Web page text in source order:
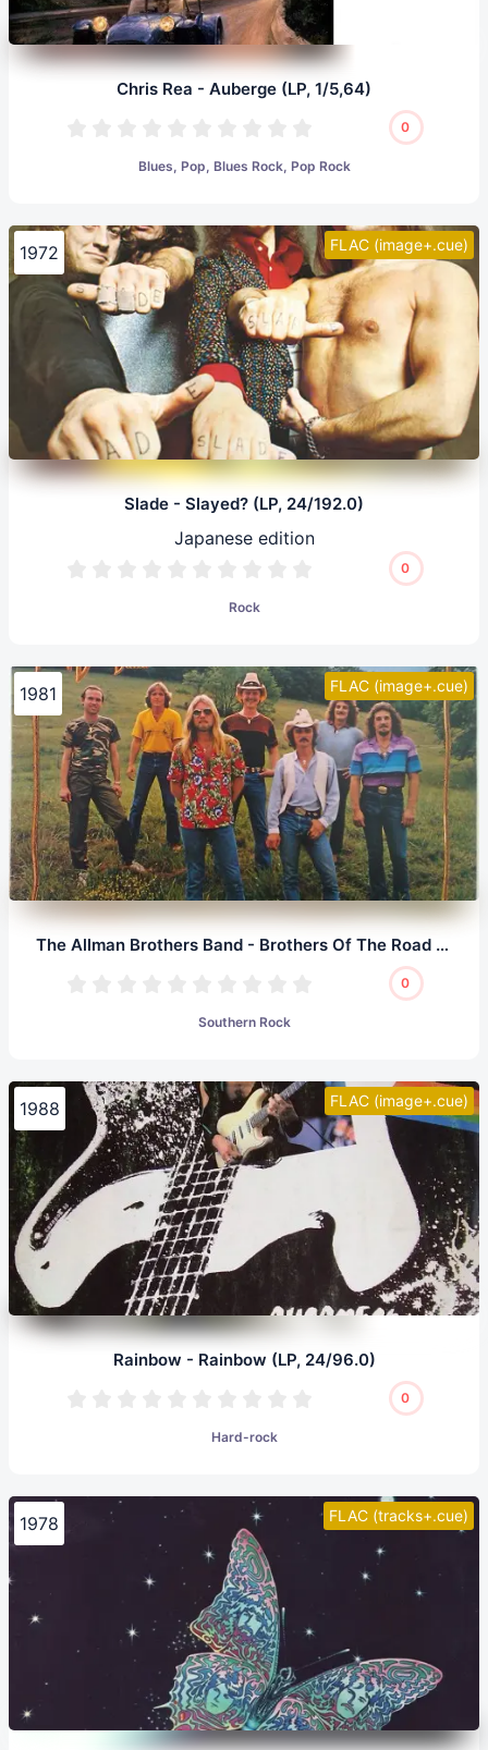
Chris Rea - Auberge (LP, 1/5,64)
0
Blues, Pop, Blues Rock, Pop Rock
FLAC (image+.cue)
1972
Slade - Slayed? (LP, 24/192.0)
Japanese edition
0
Rock
FLAC (image+.cue)
1981
The Allman Brothers Band - Brothers Of The Road (LP, 24/192.0)
0
Southern Rock
FLAC (image+.cue)
1988
Rainbow - Rainbow (LP, 24/96.0)
0
Hard-rock
FLAC (tracks+.cue)
1978